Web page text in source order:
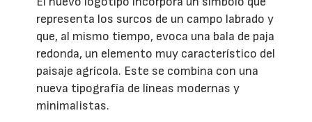
representa los surcos de un campo labrado y
que, al mismo tiempo, evoca una bala de paja
redonda, un elemento muy característico del
paisaje agrícola. Este se combina con una
nueva tipografía de líneas modernas y
minimalistas.